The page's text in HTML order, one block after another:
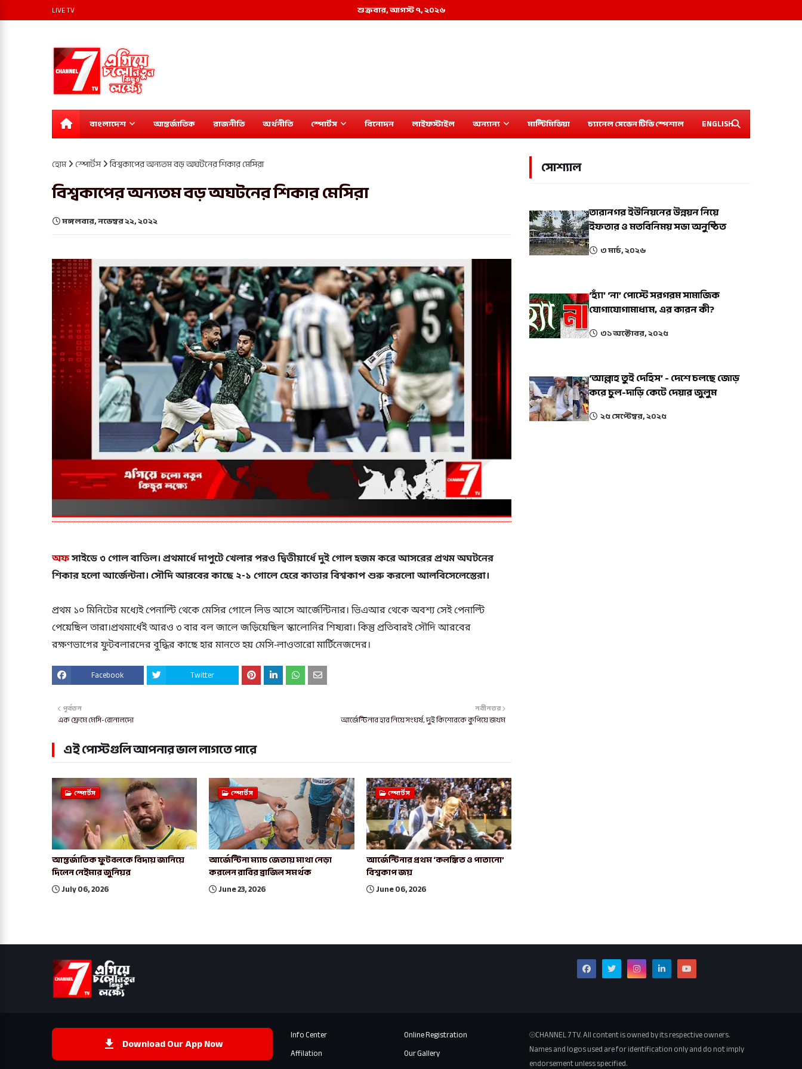
শুক্রবার, আগস্ট ৭, ২০২৬
LIVE TV
বাংলাদেশ আন্তর্জাতিক রাজনীতি অর্থনীতি স্পোর্টস বিনোদন লাইফস্টাইল অন্যান্য মাল্টিমিডিয়া চ্যানেল সেভেন টিভি স্পেশাল ENGLISH
হোম স্পোর্টস বিশ্বকাপের অন্যতম বড় অঘটনের শিকার মেসিরা
বিশ্বকাপের অন্যতম বড় অঘটনের শিকার মেসিরা
মঙ্গলবার, নভেম্বর ২২, ২০২২
অফসাইডে ৩ গোল বাতিল। প্রথমার্ধে দাপুটে খেলার পরও দ্বিতীয়ার্ধে দুই গোল হজম করে আসরের প্রথম অঘটনের
শিকার হলো আর্জেন্টনা। সৌদি আরবের কাছে ২-১ গোলে হেরে কাতার বিশ্বকাপ শুরু করলো আলবিসেলেস্তেরা।
প্রথম ১০ মিনিটের মধ্যেই পেনাল্টি থেকে মেসির গোলে লিড আসে আর্জেন্টিনার। ভিএআর থেকে অবশ্য সেই পেনাল্টি
পেয়েছিল তারা।প্রথমার্ধেই আরও ৩ বার বল জালে জড়িয়েছিল স্কালোনির শিষ্যরা। কিন্তু প্রতিবারই সৌদি আরবের
রক্ষণভাগের ফুটবলারদের বুদ্ধির কাছে হার মানতে হয় মেসি-লাওতারো মার্টিনেজদের।
Facebook Twitter
নবীনতর
আর্জেন্টিনার হার নিয়ে সংঘর্ষ, দুই কিশোরকে কুপিয়ে জখম
পূর্বতন
এক ফ্রেমে মেসি-রোনালদো
এই পোস্টগুলি আপনার ভাল লাগতে পারে
স্পোর্টস
আন্তর্জাতিক ফুটবলকে বিদায় জানিয়ে
দিলেন নেইমার জুনিয়র
July 06, 2026
স্পোর্টস
আর্জেন্টিনা ম্যাচ জেতায় মাথা নেড়া
করলেন রাবির ব্রাজিল সমর্থক
June 23, 2026
স্পোর্টস
আর্জেন্টিনার প্রথম ‘কলঙ্কিত ও পাতানো’
বিশ্বকাপ জয়
June 06, 2026
সোশ্যাল
তারানগর ইউনিয়নের উন্নয়ন নিয়ে
ইফতার ও মতবিনিময় সভা অনুষ্ঠিত
৩ মার্চ, ২০২৬
‘হ্যাঁ’ ‘না’ পোস্টে সরগরম সামাজিক
যোগাযোগামাধ্যম, এর কারন কী?
৩১ অক্টোবর, ২০২৫
‘আল্লাহ তুই দেহিস’ - দেশে চলছে জোড়
করে চুল-দাড়ি কেটে দেয়ার জুলুম
২৫ সেপ্টেম্বর, ২০২৫
Download Our App Now Info Center
Online Registration
Affilation
Our Gallery
⦾CHANNEL 7 TV. All content is owned by its respective owners.
Names and logos used are for identification only and do not imply
endorsement unless specified.